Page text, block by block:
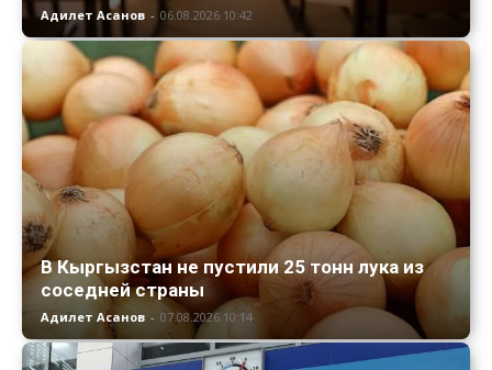
Адилет Асанов - 06.08.2026 10:42
В Кыргызстан не пустили 25 тонн лука из
соседней страны
Адилет Асанов - 07.08.2026 10:14